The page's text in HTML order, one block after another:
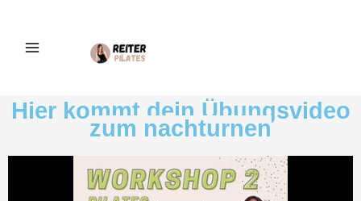
springen
Hier kommt dein Übungsvideo
zum nachturnen